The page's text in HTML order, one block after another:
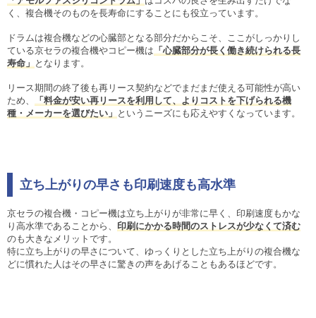
く、複合機そのものを長寿命にすることにも役立っています。
ドラムは複合機などの心臓部となる部分だからこそ、ここがしっかりし
ている京セラの複合機やコピー機は 「心臓部分が長く働き続けられる長
寿命」 となります。
リース期間の終了後も再リース契約などでまだまだ使える可能性が高い
ため、
「料金が安い再リースを利用して、よりコストを下げられる機
種・メーカーを選びたい」 というニーズにも応えやすくなっています。
立ち上がりの早さも印刷速度も高水準
京セラの複合機・コピー機は立ち上がりが非常に早く、印刷速度もかな
り高水準であることから、 印刷にかかる時間のストレスが少なくて済む
のも大きなメリットです。
特に立ち上がりの早さについて、ゆっくりとした立ち上がりの複合機な
どに慣れた人はその早さに驚きの声をあげることもあるほどです。